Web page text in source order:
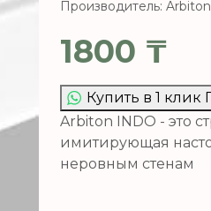
Производитель: Arbiton
1800 ₸
Купить в 1 клик
Arbiton INDO - это
имитирующая
неровным стенам